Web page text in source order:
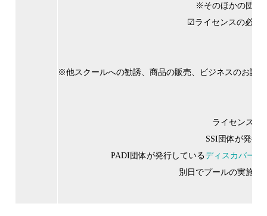
※そのほかの団体
☑ライセンスの必要
※他スクールへの勧誘、商品の販売、ビジネスのお誘
ライセンスに
SSI団体が発行
PADI団体が発行しているディスカバーマ
別日でプールの実施調